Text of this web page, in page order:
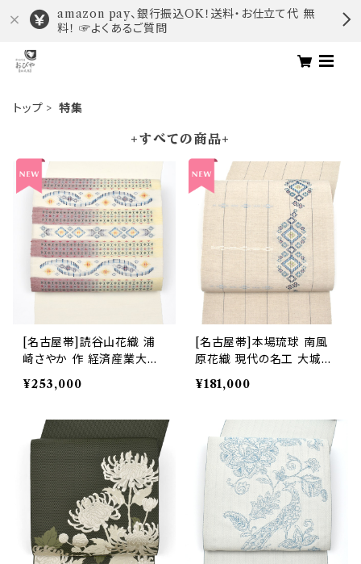
amazon pay、銀行振込OK！送料・お仕立て代 無
料！ ☞よくあるご質問
トップ 特集
+すべての商品+
[名古屋帯]読谷山花織 浦
崎さやか 作 経済産業大臣
指定 手織り 草木染め 九寸
帯 正絹 日本製(商品番号:2
¥253,000
[名古屋帯]本場琉球 南風
原花織 現代の名工 大城一
夫 作 手織り 八寸帯 正絹
日本製(商品番号:22506)
¥181,000